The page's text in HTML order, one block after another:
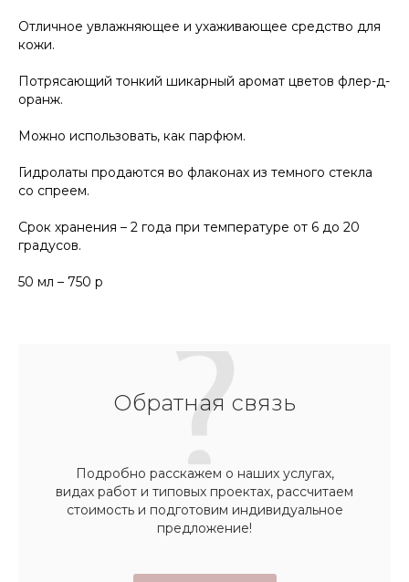
Отличное увлажняющее и ухаживающее средство для
кожи.
Потрясающий тонкий шикарный аромат цветов флер-д-
оранж.
Можно использовать, как парфюм.
Гидролаты продаются во флаконах из темного стекла
со спреем.
Срок хранения – 2 года при температуре от 6 до 20
градусов.
50 мл – 750 р
Обратная связь
Подробно расскажем о наших услугах,
видах работ и типовых проектах, рассчитаем
стоимость и подготовим индивидуальное
предложение!